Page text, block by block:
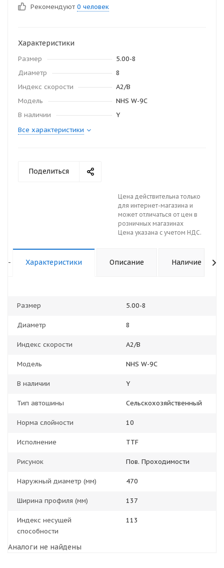
Рекомендуют 0 человек
Характеристики
Размер
5.00-8
Диаметр
8
Индекс скорости
A2/B
Модель
NHS W-9C
В наличии
Y
Все характеристики
Поделиться
Цена действительна только
для интернет-магазина и
может отличаться от цен в
розничных магазинах
Цена указана с учетом НДС.
- Характеристики Описание Наличие
Размер 5.00-8
Диаметр 8
Индекс скорости A2/B
Модель NHS W-9C
В наличии Y
Тип автошины Сельскохозяйственный
Норма слойности 10
Исполнение TTF
Рисунок Пов. Проходимости
Наружный диаметр (мм) 470
Ширина профиля (мм) 137
Индекс несущей
способности
113
Аналоги не найдены